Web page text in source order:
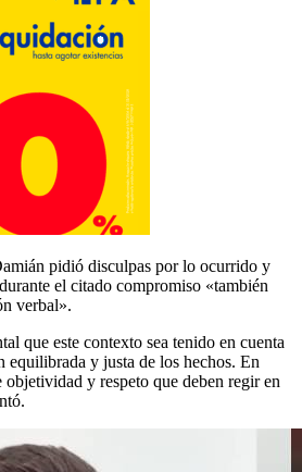
pidió disculpas por lo ocurrido y
el citado compromiso «también
verbal».
que este contexto sea tenido en cuenta
equilibrada y justa de los hechos. En
y respeto que deben regir en